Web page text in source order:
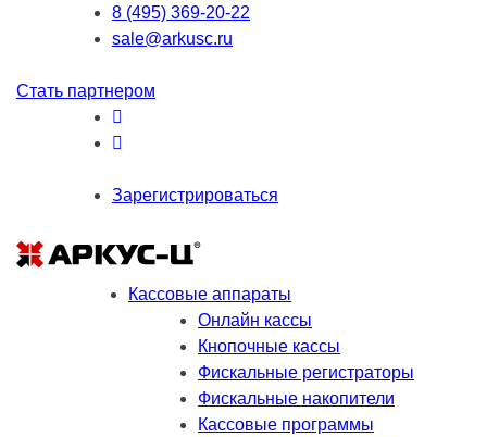
8 (495) 369-20-22
sale@arkusc.ru
Стать партнером
Зарегистрироваться
Кассовые аппараты
Онлайн кассы
Кнопочные кассы
Фискальные регистраторы
Фискальные накопители
Кассовые программы